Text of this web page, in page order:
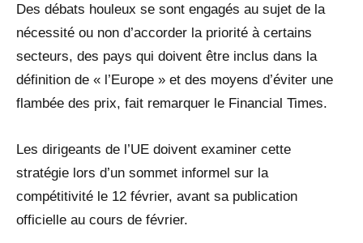
Des débats houleux se sont engagés au sujet de la
nécessité ou non d’accorder la priorité à certains
secteurs, des pays qui doivent être inclus dans la
définition de « l’Europe » et des moyens d’éviter une
flambée des prix, fait remarquer le Financial Times.
Les dirigeants de l’UE doivent examiner cette
stratégie lors d’un sommet informel sur la
compétitivité le 12 février, avant sa publication
officielle au cours de février.